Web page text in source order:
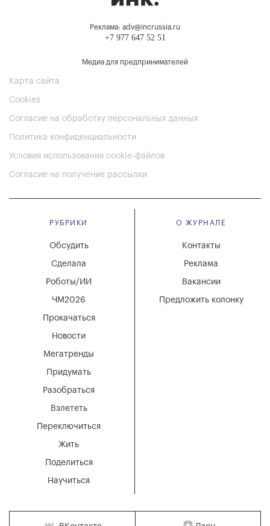
Реклама: adv@incrussia.ru
+7 977 647 52 51
Медиа для предпринимателей
Карта сайта
Cookies
Согласие на обработку персональных данных
Политика конфиденциальности
Условия использования cookie-файлов
Согласие на получение рассылки
РУБРИКИ
Мегатренды
Придумать
Разобраться
Взлететь
Новости
Переключиться
Жить
Поделиться
Научиться
Обсудить
Сделала
Роботы/ИИ
ЧМ2026
Прокачаться
О ЖУРНАЛЕ
Вакансии
Реклама
Контакты
Предложить колонку